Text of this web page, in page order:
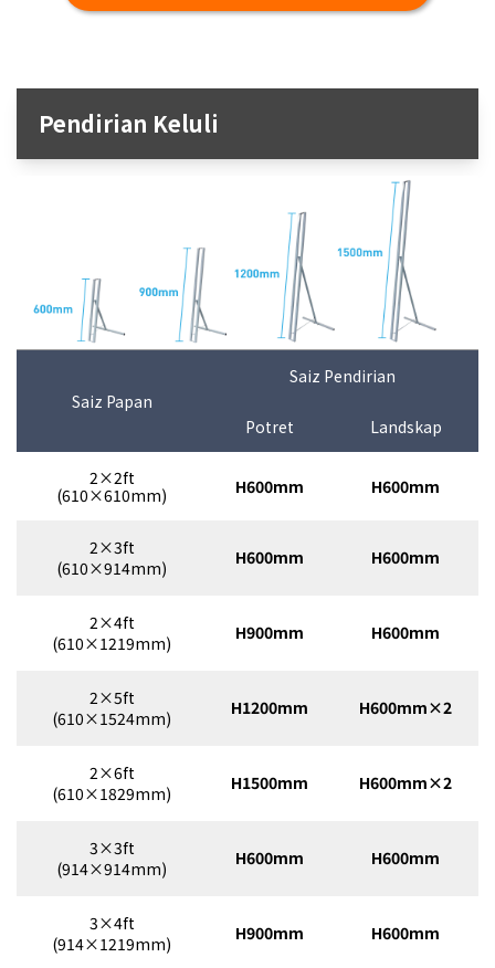
Pendirian Keluli
Saiz Papan
Saiz Pendirian
Potret Landskap
2×2ft
(610×610mm)
H600mm H600mm
2×3ft
(610×914mm)
H600mm H600mm
2×4ft
(610×1219mm)
H900mm H600mm
2×5ft
(610×1524mm)
H1200mm H600mm×2
2×6ft
(610×1829mm)
H1500mm H600mm×2
3×3ft
(914×914mm)
H600mm H600mm
3×4ft
(914×1219mm)
H900mm H600mm